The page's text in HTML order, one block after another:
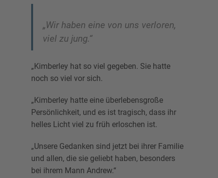
„Wir haben eine von uns verloren,
viel zu jung.“
„Kimberley hat so viel gegeben. Sie hatte
noch so viel vor sich.
„Kimberley hatte eine überlebensgroße
Persönlichkeit, und es ist tragisch, dass ihr
helles Licht viel zu früh erloschen ist.
„Unsere Gedanken sind jetzt bei ihrer Familie
und allen, die sie geliebt haben, besonders
bei ihrem Mann Andrew.“